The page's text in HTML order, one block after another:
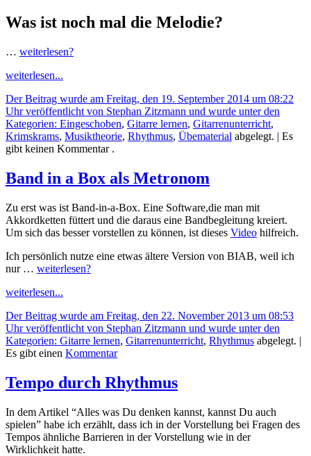
Was ist noch mal die Melodie?
… weiterlesen?
weiterlesen...
Der Beitrag wurde am Freitag, den 19. September 2014 um 08:22
Uhr veröffentlicht von Stephan Zitzmann und wurde unter den
Kategorien: Eingeschoben, Gitarre lernen, Gitarrenunterricht,
Krimskrams, Musiktheorie, Rhythmus, Übematerial abgelegt. | Es
gibt keinen Kommentar .
Band in a Box als Metronom
Zu erst was ist Band-in-a-Box. Eine Software,die man mit
Akkordketten füttert und die daraus eine Bandbegleitung kreiert.
Um sich das besser vorstellen zu können, ist dieses Video hilfreich.
Ich persönlich nutze eine etwas ältere Version von BIAB, weil ich
nur … weiterlesen?
weiterlesen...
Der Beitrag wurde am Freitag, den 22. November 2013 um 08:53
Uhr veröffentlicht von Stephan Zitzmann und wurde unter den
Kategorien: Gitarre lernen, Gitarrenunterricht, Rhythmus abgelegt. |
Es gibt einen Kommentar
Tempo durch Rhythmus
In dem Artikel “Alles was Du denken kannst, kannst Du auch
spielen” habe ich erzählt, dass ich in der Vorstellung bei Fragen des
Tempos ähnliche Barrieren in der Vorstellung wie in der
Wirklichkeit hatte.